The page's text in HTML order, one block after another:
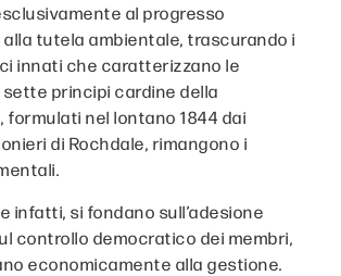
al progresso
tutela ambientale, trascurando i
innati che caratterizzano le
principi cardine della
formulati nel lontano 1844 dai
di Rochdale, rimangono i
infatti, si fondano sull’adesione
controllo democratico dei membri,
economicamente alla gestione.